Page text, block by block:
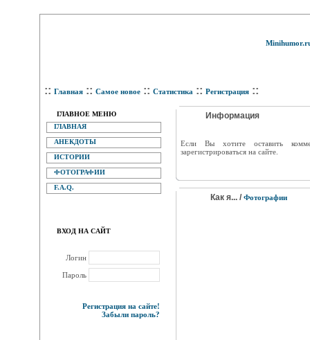
:: Главная :: Самое новое :: Статистика :: Регистрация ::
ГЛАВНОЕ МЕНЮ
ГЛАВНАЯ
АНЕКДОТЫ
ИСТОРИИ
ФОТОГРАФИИ
F.A.Q.
ВХОД НА САЙТ
Логин
Пароль
Регистрация на сайте!
Забыли пароль?
Информация
Eсли Вы хотите оставить
зарегистрироваться на сайте.
Как я... / Фотографии